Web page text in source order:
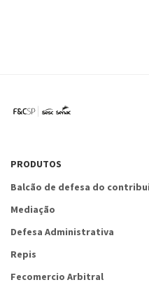
PRODUTOS
Balcão de defesa do
Mediação
Defesa Administrativa
Repis
Fecomercio Arbitral